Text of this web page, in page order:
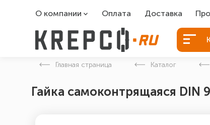
О компании
О компании
Оплата Доставка
Главная страница Каталог
Гайка самоконтрящаяся DIN